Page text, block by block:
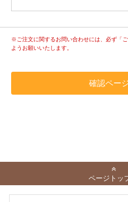
※ご注文に関するお問い合わせには、必ず「
ようお願いいたします。
ページトッ